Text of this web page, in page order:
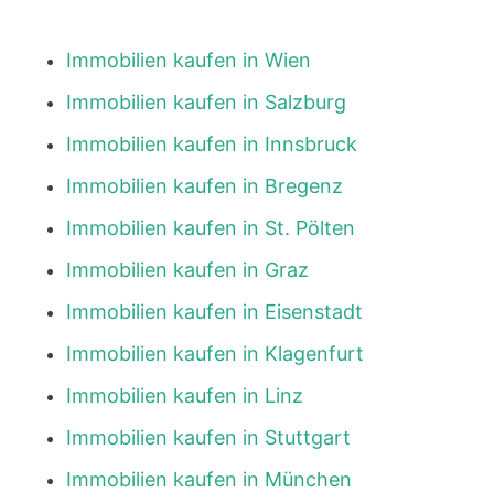
Immobilien kaufen in Wien
Immobilien kaufen in Salzburg
Immobilien kaufen in Innsbruck
Immobilien kaufen in Bregenz
Immobilien kaufen in St. Pölten
Immobilien kaufen in Graz
Immobilien kaufen in Eisenstadt
Immobilien kaufen in Klagenfurt
Immobilien kaufen in Linz
Immobilien kaufen in Stuttgart
Immobilien kaufen in München